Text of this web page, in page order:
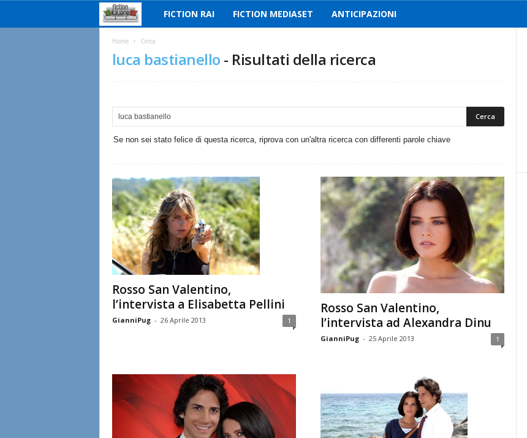
i
c
i
I
t
a
l
i
FICTION RAI FICTION MEDIASET ANTICIPAZIONI
Home Cerca
luca bastianello - Risultati della ricerca
Se non sei stato felice di questa ricerca, riprova con un'altra ricerca con differenti parole chiave
Rosso San Valentino,
l’intervista a Elisabetta Pellini
GianniPug - 26 Aprile 2013 1
Rosso San Valentino,
l’intervista ad Alexandra Dinu
GianniPug - 25 Aprile 2013 1